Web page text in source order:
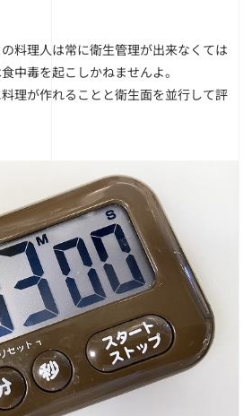
の料理人は常に衛生管理が出来なくては
中毒を起こしかねませんよ。
理が作れることと衛生面を並行して評